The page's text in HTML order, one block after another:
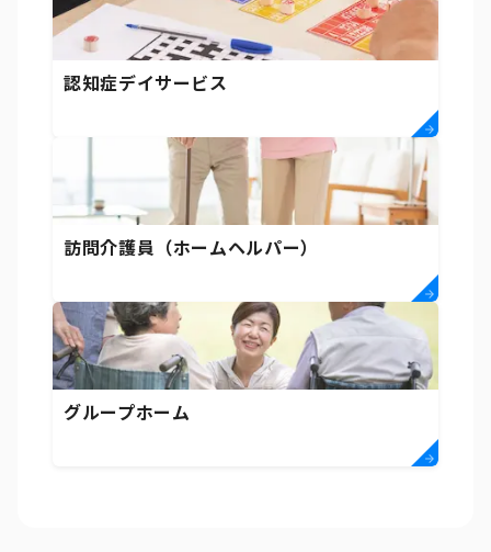
認知症デイサービス
訪問介護員（ホームヘルパー）
グループホーム